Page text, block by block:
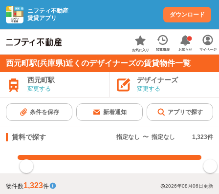
ニフティ不動産
賃貸アプリ
ダウンロード
お気に入り 閲覧履歴 お知らせ マイページ
西元町駅(兵庫県)近くのデザイナーズの賃貸物件一覧
西元町駅
変更する
デザイナーズ
変更する
条件を保存 新着通知 アプリで探す
賃料で探す 指定なし 〜 指定なし 1,323件
物件数1,323件 2026年08月06日更新